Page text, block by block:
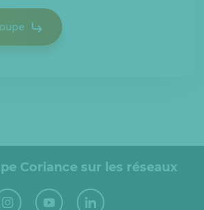
Coriance sur les réseaux